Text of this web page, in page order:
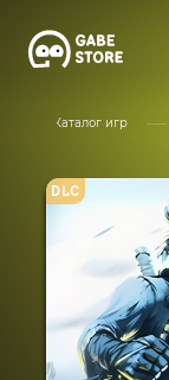
Каталог игр
DLC